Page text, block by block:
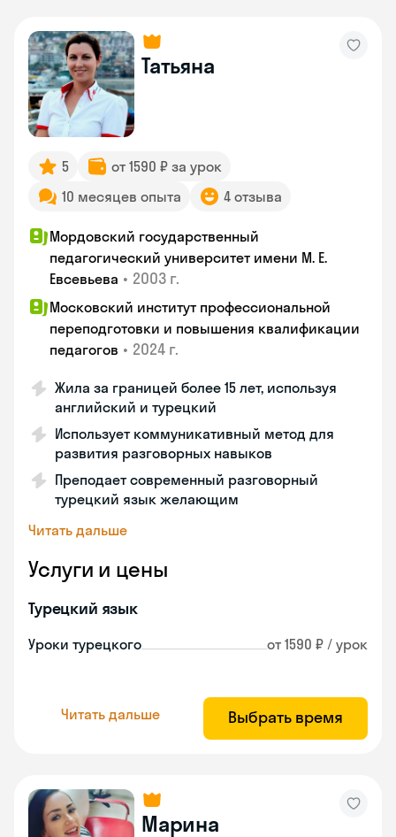
Татьяна
5
от 1590 ₽ за урок
10 месяцев опыта
4 отзыва
Мордовский государственный
педагогический университет имени М. Е.
Евсевьева • 2003 г.
Московский институт профессиональной
переподготовки и повышения квалификации
педагогов • 2024 г.
Жила за границей более 15 лет, используя
английский и турецкий
Использует коммуникативный метод для
развития разговорных навыков
Преподает современный разговорный
турецкий язык желающим
Читать дальше
Услуги и цены
Турецкий язык
Уроки турецкого от 1590 ₽ / урок
Читать дальше Выбрать время
Марина